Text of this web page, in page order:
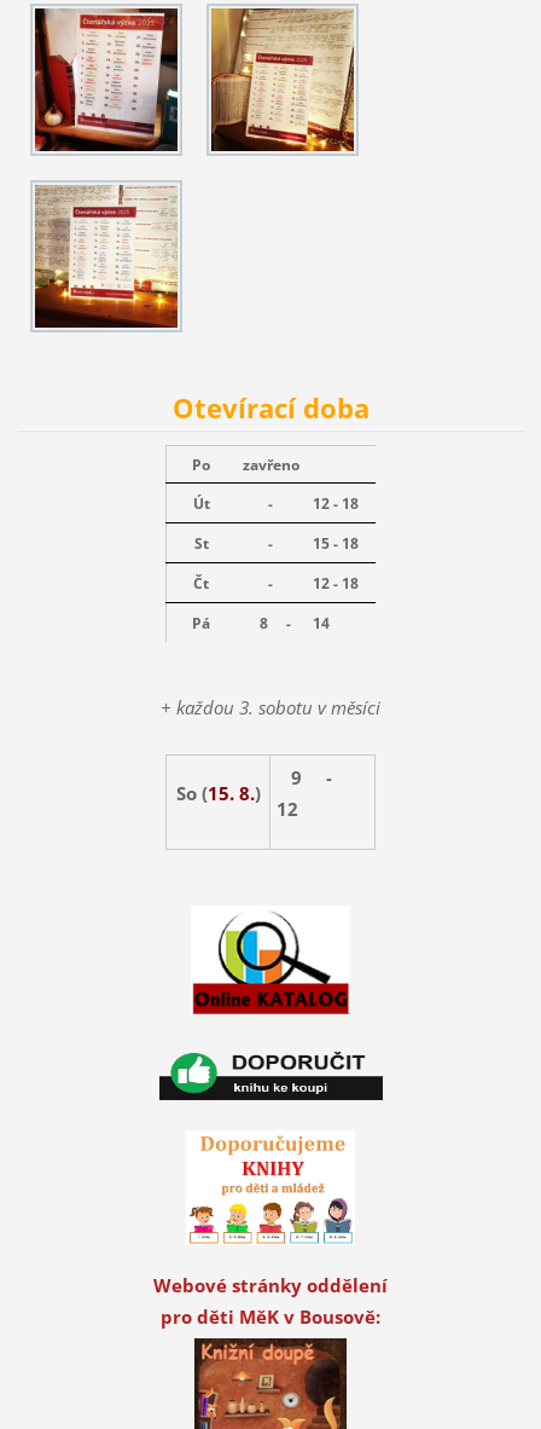
Otevírací doba
Po
zavřeno
Út
-
12 - 18
St
-
15 - 18
Čt
-
12 - 18
Pá
8 - 14
+ každou 3. sobotu v měsíci
So (15. 8.)
9 -
12
Webové stránky oddělení
pro děti MěK v Bousově: